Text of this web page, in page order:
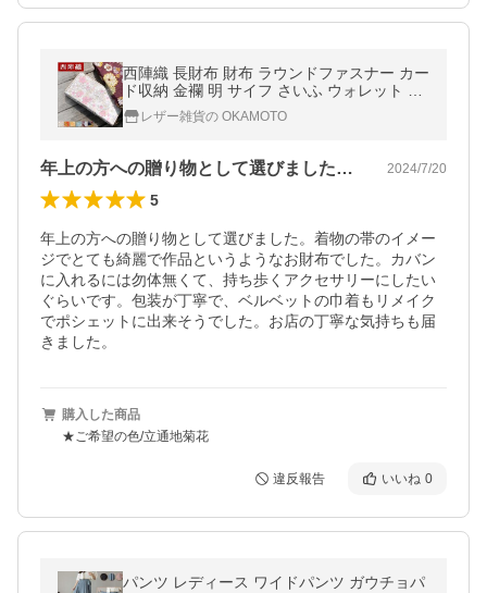
西陣織 長財布 財布 ラウンドファスナー カー
ド収納 金襴 明 サイフ さいふ ウォレット ラ
ウンド長財布 ラウンド財布 長サイフ 和風 和
柄 和 豪華 織物
レザー雑貨の OKAMOTO
年上の方への贈り物として選びました。着… 2024/7/20
5
年上の方への贈り物として選びました。着物の帯のイメー
ジでとても綺麗で作品というようなお財布でした。カバン
に入れるには勿体無くて、持ち歩くアクセサリーにしたい
ぐらいです。包装が丁寧で、ベルベットの巾着もリメイク
でポシェットに出来そうでした。お店の丁寧な気持ちも届
きました。
購入した商品
★ご希望の色/立通地菊花
違反報告 いいね 0
パンツ レディース ワイドパンツ ガウチョパ